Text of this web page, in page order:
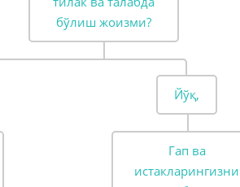
бўлиш жоизми?
Йўқ,
Гап ва
истакларингизни